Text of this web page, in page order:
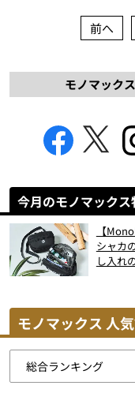
前へ
モノマック
今月のモノマック
【
シャカ
し入れ
モノマックス 人